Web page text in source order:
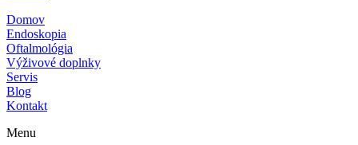
Domov
Endoskopia
Oftalmológia
Výživové doplnky
Servis
Blog
Kontakt
Menu